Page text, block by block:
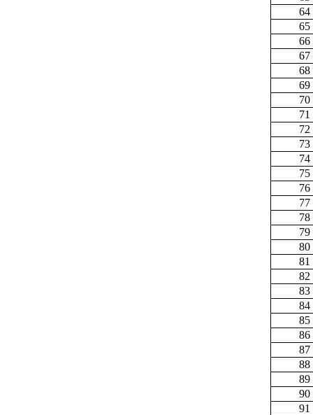
64
65
66
67
68
69
70
71
72
73
74
75
76
77
78
79
80
81
82
83
84
85
86
87
88
89
90
91